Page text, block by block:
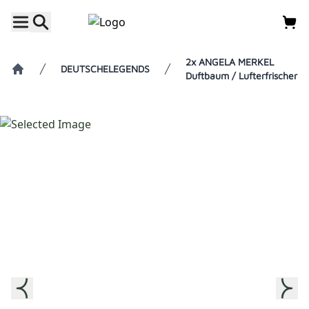
DEUTSCHELEGENDS
2x ANGELA MERKEL
Duftbaum / Lufterfrischer